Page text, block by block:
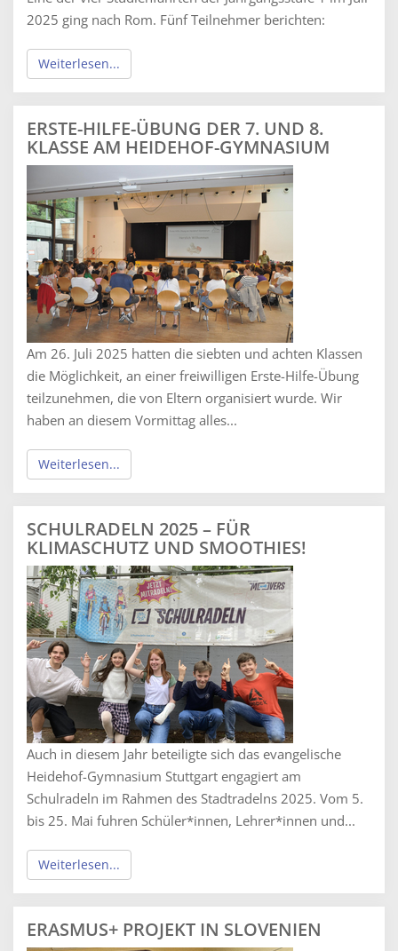
2025 ging nach Rom. Fünf Teilnehmer berichten:
Weiterlesen...
ERSTE-HILFE-ÜBUNG DER 7. UND 8.
KLASSE AM HEIDEHOF-GYMNASIUM
Am 26. Juli 2025 hatten die siebten und achten Klassen
die Möglichkeit, an einer freiwilligen Erste-Hilfe-Übung
teilzunehmen, die von Eltern organisiert wurde. Wir
haben an diesem Vormittag alles...
Weiterlesen...
SCHULRADELN 2025 – FÜR
KLIMASCHUTZ UND SMOOTHIES!
Auch in diesem Jahr beteiligte sich das evangelische
Heidehof-Gymnasium Stuttgart engagiert am
Schulradeln im Rahmen des Stadtradelns 2025. Vom 5.
bis 25. Mai fuhren Schüler*innen, Lehrer*innen und...
Weiterlesen...
ERASMUS+ PROJEKT IN SLOVENIEN